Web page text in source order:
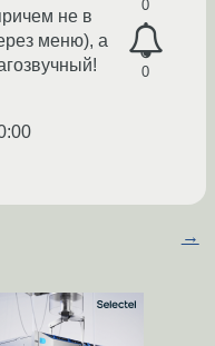
0
0
не в
меню), а
→